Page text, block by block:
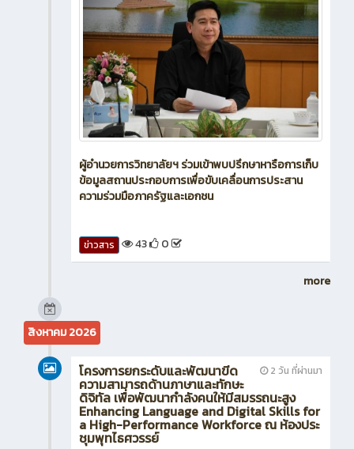
ผู้อำนวยการวิทยาลัยฯ ร่วมเข้าพบปรึกษาหารือการเก็บ
ข้อมูลสถานประกอบการเพื่อขับเคลื่อนการประสาน
ความร่วมมือภาครัฐและเอกชน
ข่าวสาร 43 0
more
สิงหาคม 2026
2 วัน ที่ผ่านมา
โครงการยกระดับและพัฒนาขีด
ความสามารถด้านภาษาและทักษะ
ดิจิทัล เพื่อพัฒนากำลังคนให้มีสมรรถนะสูง
Enhancing Language and Digital Skills for
a High-Performance Workforce ณ ห้องประ
ชุมพุทไธศวรรย์